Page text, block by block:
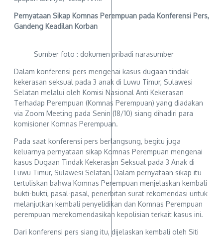
Pernyataan Sikap Komnas Perempuan pada Konferensi Pers,
Gandeng Keadilan Korban
Sumber foto : dokumen pribadi narasumber
Dalam konferensi pers mengenai kasus dugaan tindak
kekerasan seksual pada 3 anak di Luwu Timur, Sulawesi
Selatan melalui oleh Komisi Nasional Anti Kekerasan
Terhadap Perempuan (Komnas Perempuan) yang diadakan
via Zoom Meeting pada Senin (18/10) siang dihadiri para
komisioner Komnas Perempuan.
Pada saat konferensi pers berlangsung, begitu juga
keluarnya pernyataan sikap Komnas Perempuan mengenai
kasus Dugaan Tindak Kekerasan Seksual pada 3 Anak di
Luwu Timur, Sulawesi Selatan. Dalam pernyataan sikap itu
tertuliskan bahwa Komnas Perempuan menjelaskan kembali
bukti-bukti, pasal-pasal, penerbitan surat rekomendasi untuk
melanjutkan kembali penyelidikan dan Komnas Perempuan
perempuan merekomendasikan kepolisian terkait kasus ini.
Dari konferensi pers siang itu, dijelaskan kembali oleh Siti